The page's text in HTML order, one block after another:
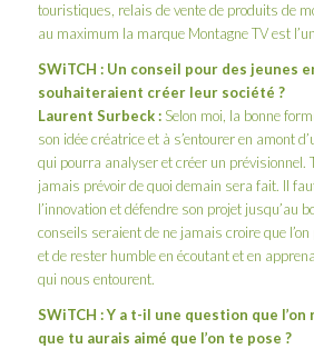
touristiques, relais de vente de produits de
au maximum la marque Montagne TV est
SWiTCH : Un conseil pour des jeunes
souhaiteraient créer leur société ?
Laurent Surbeck : Selon moi, la bonne
son idée créatrice et à s’entourer en amont
qui pourra analyser et créer un prévisionnel.
jamais prévoir de quoi demain sera fait. Il
l’innovation et défendre son projet jusqu’au
conseils seraient de ne jamais croire que
et de rester humble en écoutant et en
qui nous entourent.
SWiTCH : Y a t-il une question que l’on
que tu aurais aimé que l’on te pose ?